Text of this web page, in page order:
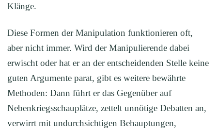
Klänge.
Diese Formen der Manipulation funktionieren oft,
aber nicht immer. Wird der Manipulierende dabei
erwischt oder hat er an der entscheidenden Stelle keine
guten Argumente parat, gibt es weitere bewährte
Methoden: Dann führt er das Gegenüber auf
Nebenkriegsschauplätze, zettelt unnötige Debatten an,
verwirrt mit undurchsichtigen Behauptungen,